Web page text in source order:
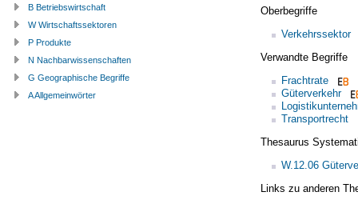
Oberbegriffe
Verkehrssektor
Verwandte Begriffe
Frachtrate
Güterverkehr
Transportrecht
Thesaurus
W.12.06
Links zu anderen
B Betriebswirtschaft
W Wirtschaftssektoren
P Produkte
N Nachbarwissenschaften
G Geographische Begriffe
A Allgemeinwörter